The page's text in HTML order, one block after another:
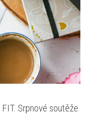
Srpnové soutěže